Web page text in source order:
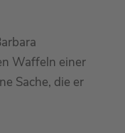
Waffeln einer
Sache, die er